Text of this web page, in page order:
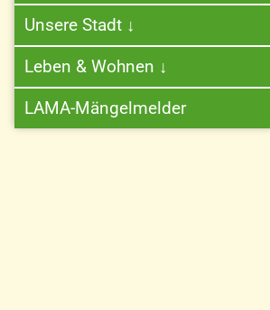
Unsere Stadt ↓
Leben & Wohnen ↓
LAMA-Mängelmelder